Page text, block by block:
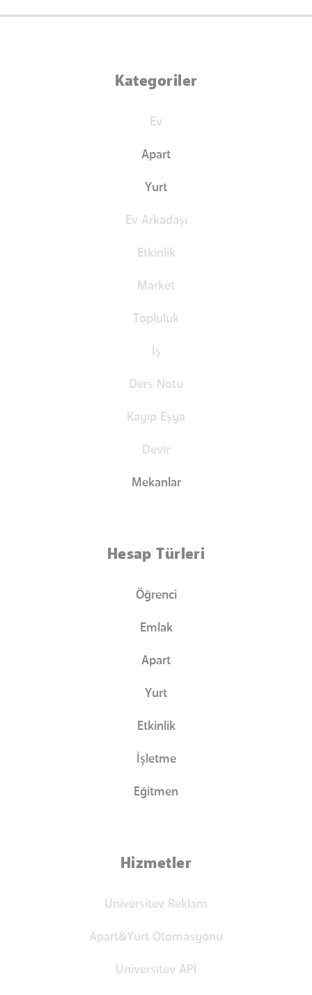
Kategoriler
Ev
Apart
Yurt
Ev Arkadaşı
Etkinlik
Market
Topluluk
İş
Ders Notu
Kayıp Eşya
Devir
Mekanlar
Hesap Türleri
Öğrenci
Emlak
Apart
Yurt
Etkinlik
İşletme
Eğitmen
Hizmetler
Universitev Reklam
Apart&Yurt Otomasyonu
Universitev API